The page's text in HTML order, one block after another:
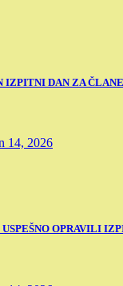
IZPITNI DAN ZA
14, 2026
OPRAVILI